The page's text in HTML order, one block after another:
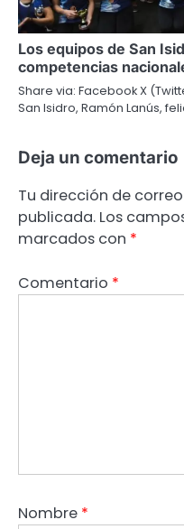
Los equipos de San
competencias
Share via: Facebook X
San Isidro, Ramón Lanús,
Deja un comentario
Tu dirección de
publicada. Los
marcados con *
Comentario *
Nombre *